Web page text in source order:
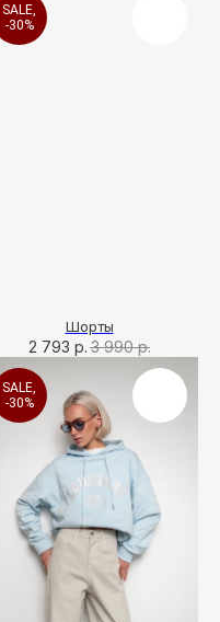
SALE,
-30%
Шорты
2 793 р. 3 990 р.
SALE,
-30%